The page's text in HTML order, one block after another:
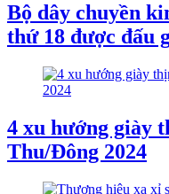
Bộ dây chuyền
thứ 18 được đấu
4 xu hướng giày
Thu/Đông 2024